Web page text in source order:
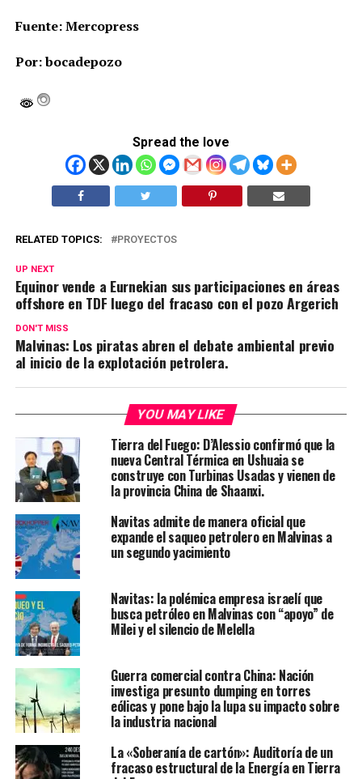
Fuente: Mercopress
Por: bocadepozo
Spread the love
RELATED TOPICS: PROYECTOS
UP NEXT
Equinor vende a Eurnekian sus participaciones en áreas
offshore en TDF luego del fracaso con el pozo Argerich
DON'T MISS
Malvinas: Los piratas abren el debate ambiental previo
al inicio de la explotación petrolera.
YOU MAY LIKE
Tierra del Fuego: D’Alessio confirmó que la
nueva Central Térmica en Ushuaia se
construye con Turbinas Usadas y vienen de
la provincia China de Shaanxi.
Navitas admite de manera oficial que
expande el saqueo petrolero en Malvinas a
un segundo yacimiento
Navitas: la polémica empresa israelí que
busca petróleo en Malvinas con “apoyo” de
Milei y el silencio de Melella
Guerra comercial contra China: Nación
investiga presunto dumping en torres
eólicas y pone bajo la lupa su impacto sobre
la industria nacional
La «Soberanía de cartón»: Auditoría de un
fracaso estructural de la Energía en Tierra